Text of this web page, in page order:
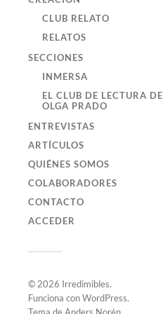
CLUB RELATO
RELATOS
SECCIONES
INMERSA
EL CLUB DE LECTURA DE
OLGA PRADO
ENTREVISTAS
ARTÍCULOS
QUIÉNES SOMOS
COLABORADORES
CONTACTO
ACCEDER
© 2026 Irredimibles.
Funciona conWordPress.
Tema de Anders Norén